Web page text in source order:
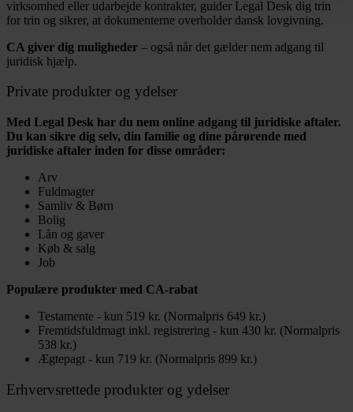
virksomhed eller udarbejde kontrakter, guider Legal Desk dig trin
for trin og sikrer, at dokumenterne overholder dansk lovgivning.
CA giver dig muligheder – også når det gælder nem adgang til
juridisk hjælp.
Private produkter og ydelser
Med Legal Desk har du nem online adgang til juridiske aftaler.
Du kan sikre dig selv, din familie og dine pårørende med
juridiske aftaler inden for disse områder:
Arv
Fuldmagter
Samliv & Børn
Bolig
Lån og gaver
Køb & salg
Job
Populære produkter med CA-rabat
Testamente - kun 519 kr. (Normalpris 649 kr.)
Fremtidsfuldmagt inkl. registrering - kun 430 kr. (Normalpris
538 kr.)
Ægtepagt - kun 719 kr. (Normalpris 899 kr.)
Erhvervsrettede produkter og ydelser